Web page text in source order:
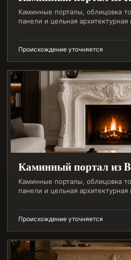
Каминные порталы, облицовка
панели и цельная
Происхождение уточняется
Каминный портал из
Каминные порталы, облицовка
панели и цельная
Происхождение уточняется